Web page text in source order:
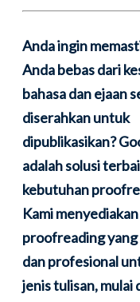
Anda ingin
Anda bebas dari
bahasa dan ejaan
diserahkan untuk
dipublikasikan?
adalah solusi
kebutuhan
Kami
proofreading
dan profesional
jenis tulisan, mulai